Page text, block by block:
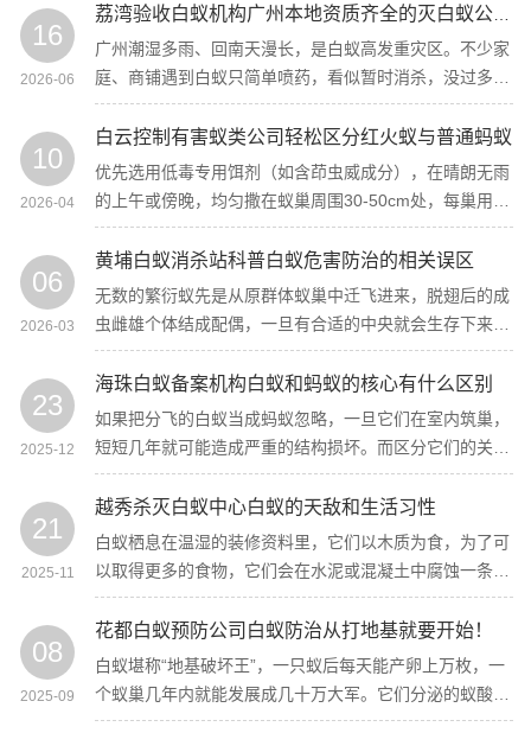
存滋生的核心条件。
16
2026-06
广州潮湿多雨、回南天漫长，是白蚁高发重灾区。不少家
庭、商铺遇到白蚁只简单喷药，看似暂时消杀，没过多久
又卷土重来，蛀空家具、墙体、地板，造成不小损失。
10
2026-04
白云控制有害蚁类公司轻松区分红火蚁与普通蚂蚁
优先选用低毒专用饵剂（如含茚虫威成分），在晴朗无雨
的上午或傍晚，均匀撒在蚁巢周围30-50cm处，每巢用量
约20g，让工蚁搬回巢穴毒杀蚁后，7-10天检查并补施一
次。
06
2026-03
黄埔白蚁消杀站科普白蚁危害防治的相关误区
无数的繁衍蚁先是从原群体蚁巢中迁飞进来，脱翅后的成
虫雌雄个体结成配偶，一旦有合适的中央就会生存下来，
创建新的团队，这就是又一代白蚁群体的开端。
23
2025-12
海珠白蚁备案机构白蚁和蚂蚁的核心有什么区别
如果把分飞的白蚁当成蚂蚁忽略，一旦它们在室内筑巢，
短短几年就可能造成严重的结构损坏。而区分它们的关
键，记住“等长翅+无细腰+念珠触角”就是白蚁，“不等长翅
+细腰+膝状触角”才是蚂蚁。
21
2025-11
越秀杀灭白蚁中心白蚁的天敌和生活习性
白蚁栖息在温湿的装修资料里，它们以木质为食，为了可
以取得更多的食物，它们会在水泥或混凝土中腐蚀一条通
道，然后爬到楼层的高处，继续获取食物。
08
2025-09
花都白蚁预防公司白蚁防治从打地基就要开始！
白蚁堪称“地基破坏王”，一只蚁后每天能产卵上万枚，一
个蚁巢几年内就能发展成几十万大军。它们分泌的蚁酸能
腐蚀金属，在地基中打隧道、啃木材，导致房屋沉降开